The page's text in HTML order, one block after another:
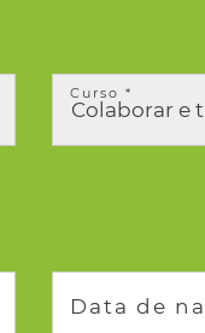
Curso *
Data de